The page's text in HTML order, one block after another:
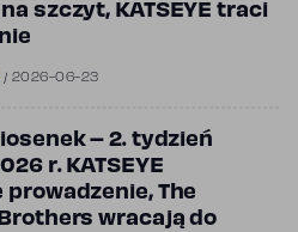
szczyt, KATSEYE traci
/ 2026-06-23
– 2. tydzień
r. KATSEYE
The
wracają do